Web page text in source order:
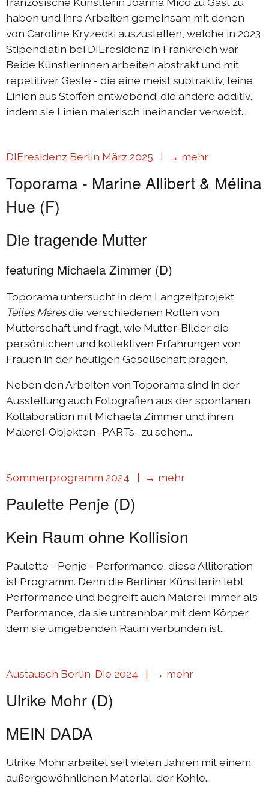
haben und ihre Arbeiten gemeinsam mit denen
von Caroline Kryzecki auszustellen, welche in 2023
Stipendiatin bei DIEresidenz in Frankreich war.
Beide Künstlerinnen arbeiten abstrakt und mit
repetitiver Geste - die eine meist subtraktiv, feine
Linien aus Stoffen entwebend; die andere additiv,
indem sie Linien malerisch ineinander verwebt...
DIEresidenz Berlin März 2025 | → mehr
Toporama - Marine Allibert & Mélina
Hue (F)
Die tragende Mutter
featuring Michaela Zimmer (D)
Toporama untersucht in dem Langzeitprojekt
Telles Mèresdie verschiedenen Rollen von
Mutterschaft und fragt, wie Mutter-Bilder die
persönlichen und kollektiven Erfahrungen von
Frauen in der heutigen Gesellschaft prägen.
Neben den Arbeiten von Toporama sind in der
Ausstellung auch Fotografien aus der spontanen
Kollaboration mit Michaela Zimmer und ihren
Malerei-Objekten -PARTs- zu sehen...
Sommerprogramm 2024 | → mehr
Paulette Penje (D)
Kein Raum ohne Kollision
Paulette - Penje - Performance, diese Alliteration
ist Programm. Denn die Berliner Künstlerin lebt
Performance und begreift auch Malerei immer als
Performance, da sie untrennbar mit dem Körper,
dem sie umgebenden Raum verbunden ist...
Austausch Berlin-Die 2024 | → mehr
Ulrike Mohr (D)
MEIN DADA
Ulrike Mohr arbeitet seit vielen Jahren mit einem
außergewöhnlichen Material, der Kohle...